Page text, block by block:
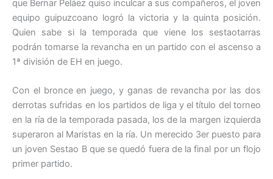
que Bernar Peláez quiso inculcar a sus compañeros, el joven
equipo guipuzcoano logró la victoria y la quinta posición.
Quien sabe si la temporada que viene los sestaotarras
podrán tomarse la revancha en un partido con el ascenso a
1ª división de EH en juego.
Con el bronce en juego, y ganas de revancha por las dos
derrotas sufridas en los partidos de liga y el título del torneo
en la ría de la temporada pasada, los de la margen izquierda
superaron al Maristas en la ría. Un merecido 3er puesto para
un joven Sestao B que se quedó fuera de la final por un flojo
primer partido.